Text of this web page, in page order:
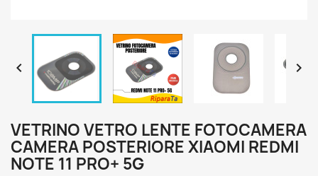
 
VETRINO VETRO LENTE FOTOCAMERA
CAMERA POSTERIORE XIAOMI REDMI
NOTE 11 PRO+ 5G